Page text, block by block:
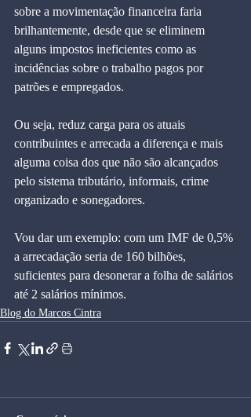
sobre a movimentação financeira faria
brilhantemente, desde que se eliminem
alguns impostos ineficientes como as
incidências sobre o trabalho pagos por
patrões e empregados.
Ou seja, reduz carga para os atuais
contribuintes e arrecada a diferença e mais
alguma coisa dos que não são alcançados
pelo sistema tributário, informais, crime
organizado e sonegadores.
Vou dar um exemplo: com um IMF de 0,5%
a arrecadação seria de 160 bilhões,
suficientes para desonerar a folha de salários
até 2 salários mínimos.
Blog do Marcos Cintra